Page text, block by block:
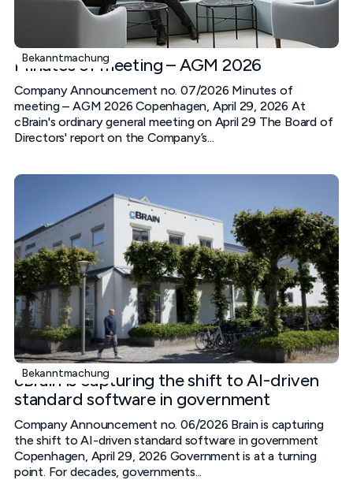
Bekanntmachung
Minutes of meeting – AGM 2026
Company Announcement no. 07/2026 Minutes of
meeting – AGM 2026 Copenhagen, April 29, 2026 At
cBrain's ordinary general meeting on April 29 The Board of
Directors' report on the Company’s...
Bekanntmachung
cBrain is capturing the shift to AI-driven
standard software in government
Company Announcement no. 06/2026 Brain is capturing
the shift to AI-driven standard software in government
Copenhagen, April 29, 2026 Government is at a turning
point. For decades, governments...